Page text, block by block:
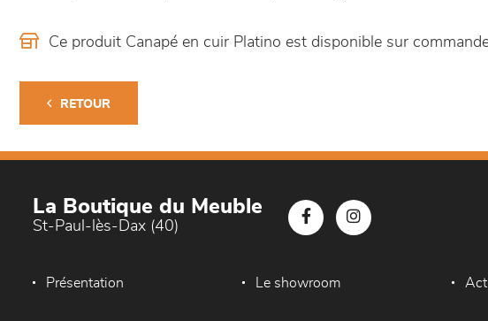
Ce produit Canapé en cuir Platino est disponible sur
RETOUR
La Boutique du Meuble
St-Paul-lès-Dax (40)
Présentation Le showroom